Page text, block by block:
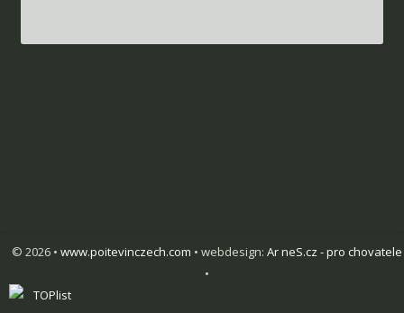
© 2026 • www.poitevinczech.com • webdesign: Ar neS.cz - pro chovatele
•